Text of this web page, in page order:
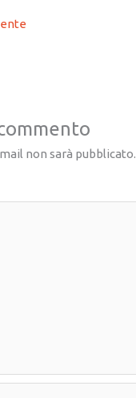
non sarà pubblicato.